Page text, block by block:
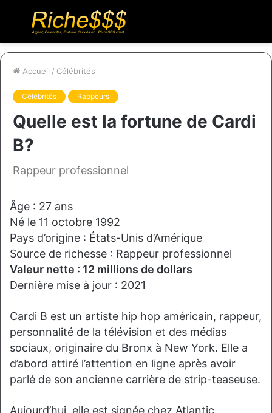
Menu
Accueil / Célébrités
Célébrités Rappeurs
Quelle est la fortune de Cardi
B?
Rappeur professionnel
Âge : 27 ans
Né le 11 octobre 1992
Pays d’origine : États-Unis d’Amérique
Source de richesse : Rappeur professionnel
Valeur nette : 12 millions de dollars
Dernière mise à jour : 2021
Cardi B est un artiste hip hop américain, rappeur,
personnalité de la télévision et des médias
sociaux, originaire du Bronx à New York. Elle a
d’abord attiré l’attention en ligne après avoir
parlé de son ancienne carrière de strip-teaseuse.